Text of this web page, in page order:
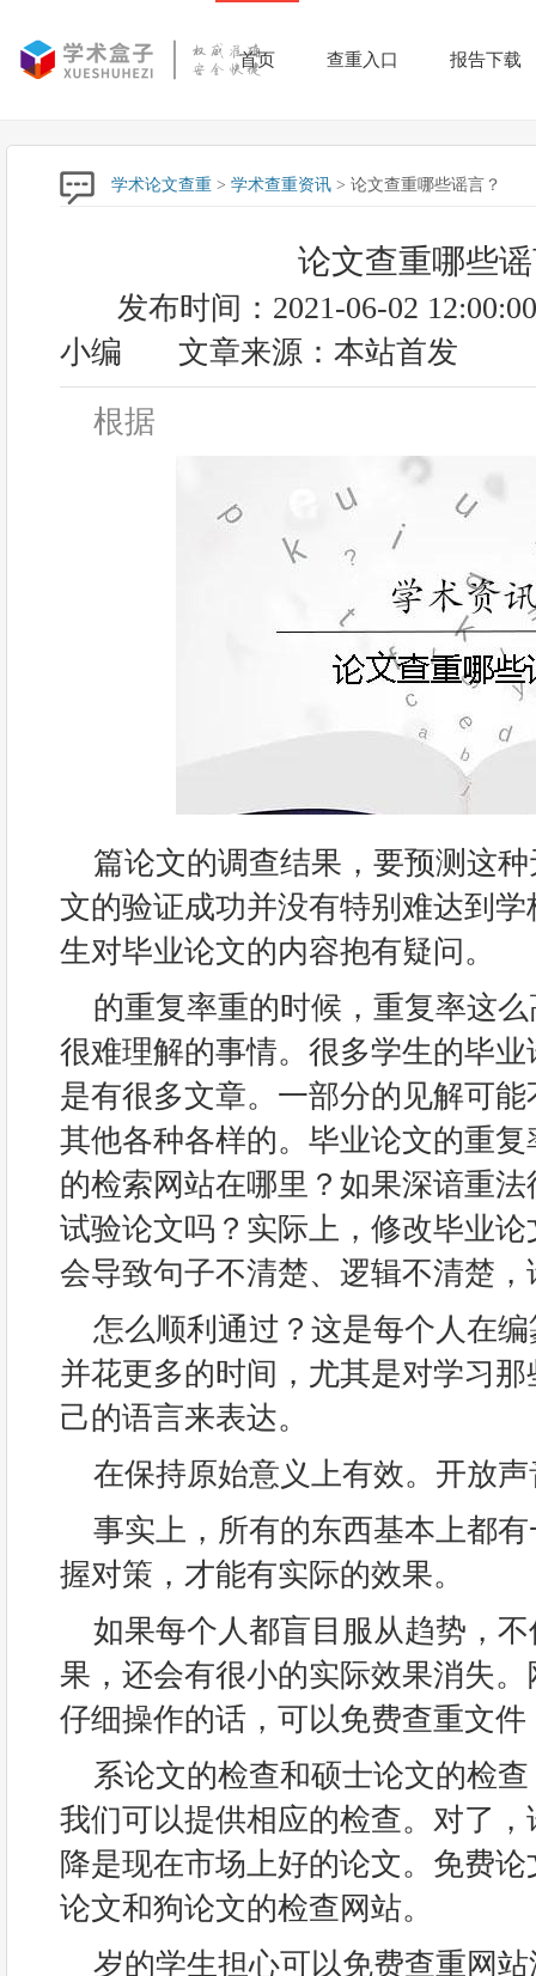
首页 查重入口 报告下载
学术论文查重 > 学术查重资讯 > 论文查重哪些谣言？
论文查重哪些
发布时间：2021-06-02 12:00:00
小编
文章来源：本站首发
根据
篇论文的调查结果，要预测这
文的验证成功并没有特别难达到
生对毕业论文的内容抱有疑问。
的重复率重的时候，重复率这
很难理解的事情。很多学生的毕
是有很多文章。一部分的见解可
其他各种各样的。毕业论文的重
的检索网站在哪里？如果深谙重
试验论文吗？实际上，修改毕业
会导致句子不清楚、逻辑不清楚，
怎么顺利通过？这是每个人在
并花更多的时间，尤其是对学习
己的语言来表达。
在保持原始意义上有效。开放
事实上，所有的东西基本上都
握对策，才能有实际的效果。
如果每个人都盲目服从趋势，
果，还会有很小的实际效果消失
仔细操作的话，可以免费查重文
系论文的检查和硕士论文的检
我们可以提供相应的检查。对了
降是现在市场上好的论文。免费
论文和狗论文的检查网站。
岁的学生担心可以免费查重网